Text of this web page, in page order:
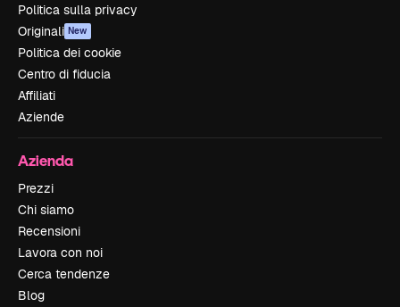
Politica sulla privacy
Originali New
Politica dei cookie
Centro di fiducia
Affiliati
Aziende
Azienda
Prezzi
Chi siamo
Recensioni
Lavora con noi
Cerca tendenze
Blog